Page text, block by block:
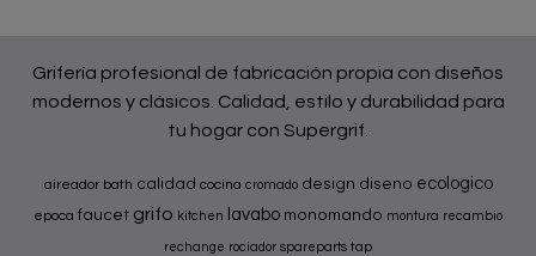
Grifería profesional de fabricación propia con diseños
modernos y clásicos. Calidad, estilo y durabilidad para
tu hogar con Supergrif.
aireador bath calidad cocina cromado design diseno ecologico
epoca faucet grifo kitchen lavabo monomando montura recambio
rechange rociador spareparts tap